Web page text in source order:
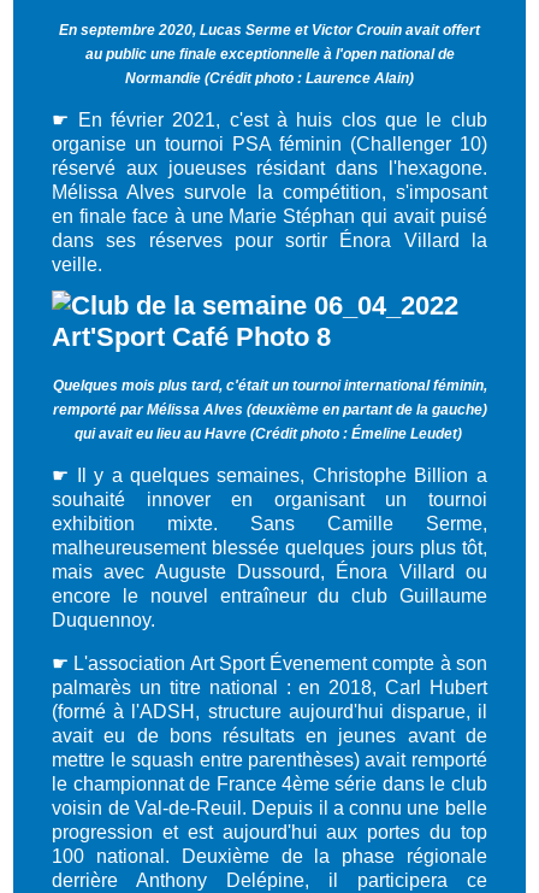
En septembre 2020, Lucas Serme et Victor Crouin avait offert
au public une finale exceptionnelle à l'open national de
Normandie (Crédit photo : Laurence Alain)
☛
En février 2021, c'est à huis clos que le club
organise un tournoi PSA féminin (Challenger 10)
réservé aux joueuses résidant dans l'hexagone.
Mélissa Alves survole la compétition, s'imposant
en finale face à une Marie Stéphan qui avait puisé
dans ses réserves pour sortir Énora Villard la
veille.
Quelques mois plus tard, c'était un tournoi international féminin,
remporté par Mélissa Alves (deuxième en partant de la gauche)
qui avait eu lieu au Havre (Crédit photo : Émeline Leudet)
☛
Il y a quelques semaines, Christophe Billion a
souhaité innover en organisant un tournoi
exhibition mixte. Sans Camille Serme,
malheureusement blessée quelques jours plus tôt,
mais avec Auguste Dussourd, Énora Villard ou
encore le nouvel entraîneur du club Guillaume
Duquennoy.
☛ L'association Art Sport Évenement compte à son
palmarès un titre national : en 2018, Carl Hubert
(formé à l'ADSH, structure aujourd'hui disparue, il
avait eu de bons résultats en jeunes avant de
mettre le squash entre parenthèses) avait remporté
le championnat de France 4ème série dans le club
voisin de Val-de-Reuil. Depuis il a connu une belle
progression et est aujourd'hui aux portes du top
100 national. Deuxième de la phase régionale
derrière Anthony Delépine, il participera ce